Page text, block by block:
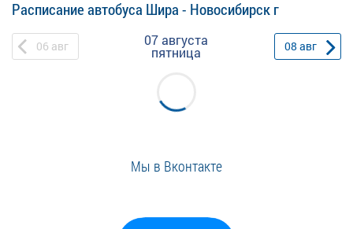
Расписание автобуса Шира - Новосибирск г
06 авг 07 августа
пятница 08 авг
Мы в Вконтакте